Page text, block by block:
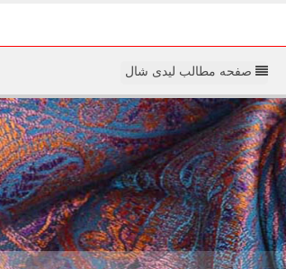
صفحه مطالب لیدی شال